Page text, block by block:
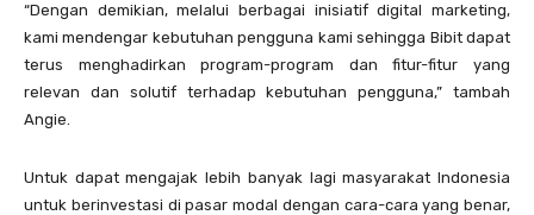
“Dengan demikian, melalui berbagai inisiatif digital marketing,
kami mendengar kebutuhan pengguna kami sehingga Bibit dapat
terus menghadirkan program-program dan fitur-fitur yang
relevan dan solutif terhadap kebutuhan pengguna,” tambah
Angie.
Untuk dapat mengajak lebih banyak lagi masyarakat Indonesia
untuk berinvestasi di pasar modal dengan cara-cara yang benar,